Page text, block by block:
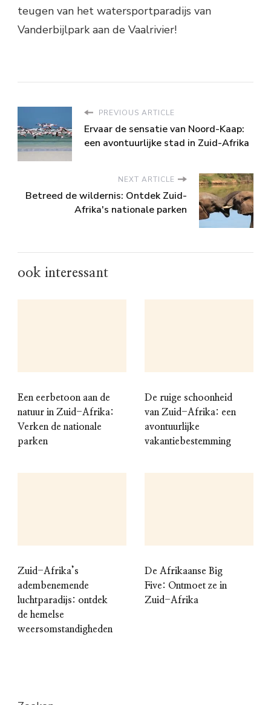
teugen van het watersportparadijs van
Vanderbijlpark aan de Vaalrivier!
PREVIOUS ARTICLE
Ervaar de sensatie van Noord-Kaap:
een avontuurlijke stad in Zuid-Afrika
NEXT ARTICLE
Betreed de wildernis: Ontdek Zuid-
Afrika's nationale parken
ook interessant
Een eerbetoon aan de
natuur in Zuid-Afrika:
Verken de nationale
parken
De ruige schoonheid
van Zuid-Afrika: een
avontuurlijke
vakantiebestemming
Zuid-Afrika’s
adembenemende
luchtparadijs: ontdek
de hemelse
weersomstandigheden
De Afrikaanse Big
Five: Ontmoet ze in
Zuid-Afrika